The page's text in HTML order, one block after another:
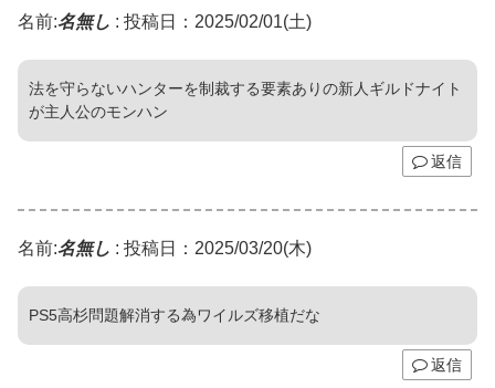
名前:名無し : 投稿日：2025/02/01(土)
法を守らないハンターを制裁する要素ありの新人ギルドナイト
が主人公のモンハン
返信
名前:名無し : 投稿日：2025/03/20(木)
PS5高杉問題解消する為ワイルズ移植だな
返信